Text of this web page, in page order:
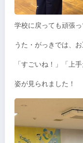
学校に戻っても頑張
うた・がっきでは、
「すごいね！」「上
姿が見られました！